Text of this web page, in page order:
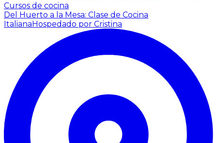
Cursos de cocina
Del Huerto a la Mesa: Clase de Cocina
ItalianaHospedado por Cristina